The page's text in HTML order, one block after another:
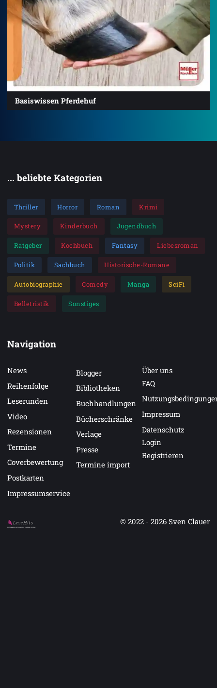
Basiswissen Pferdehuf
... beliebte Kategorien
Thriller Horror Roman Krimi
Mystery Kinderbuch Jugendbuch
Ratgeber Kochbuch Fantasy Liebesroman
Politik Sachbuch Historische-Romane
Autobiographie Comedy Manga SciFi
Belletristik Sonstiges
Navigation
News
Reihenfolge
Leserunden
Video
Rezensionen
Termine
Coverbewertung
Postkarten
Impressumservice
Blogger
Bibliotheken
Buchhandlungen
Bücherschränke
Verlage
Presse
Termine import
Über uns
FAQ
Impressum
Datenschutz
Login
Registrieren
Auf LeseHits.de findest Du die besten Bücher.
© 2022 - 2026 Sven Clauer